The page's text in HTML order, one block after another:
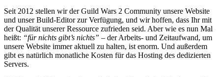
Seit 2012 stellen wir der Guild Wars 2 Community unsere Website
und unser Build-Editor zur Verfügung, und wir hoffen, dass Ihr mit
der Qualität unserer Ressource zufrieden seid. Aber wie es nun Mal
heißt: “für nichts gibt’s nichts” – der Arbeits- und Zeitaufwand, um
unsere Website immer aktuell zu halten, ist enorm. Und außerdem
gibt es natürlich monatliche Kosten für das Hosting des dedizierten
Servers.